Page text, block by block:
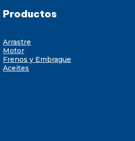
Productos
Arrastre
Motor
Frenos y Embrague
Aceites